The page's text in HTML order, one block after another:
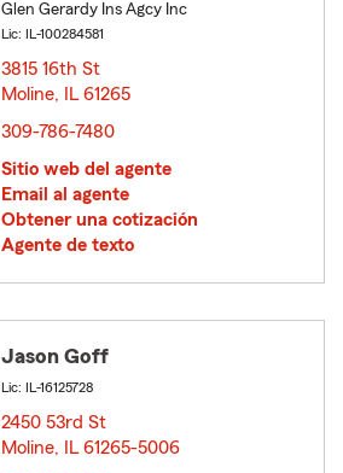
Glen Gerardy Ins Agcy Inc
Lic: IL-100284581
3815 16th St
Moline, IL 61265
309-786-7480
Sitio web del agente
Email al agente
Obtener una cotización
Agente de texto
Jason Goff
Lic: IL-16125728
2450 53rd St
Moline, IL 61265-5006